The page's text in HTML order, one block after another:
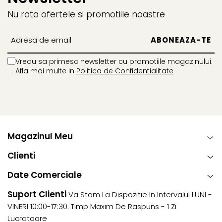
Confort excepțional cu 4 poziții de înclinare
Tetieră reglabilă în 10 trepte
Acces optim de aer prin sistemul de ventilație din
spatele scaunului auto
BeSafe Universal Level Technology ™ presupune un design
special pe bază ISOfix cu parte de șezut care permite să
înclinată ar fi bancheta mașinii. Prin construcția sa rigidă,
forțele sunt distribuite în siguranță către podeaua
vehiculului prin piciorul de sprijin. iZi Turn i-Size oferă 4
Nu rata ofertele si promotiile noastre
Vreau sa primesc newsletter cu promotiile magazinului.
Afla mai multe in Politica de Confidentialitate
Magazinul Meu
Clienti
Date Comerciale
Suport ClientiVa Stam La Dispozitie In Intervalul LUNI -
VINERI 10:00-17:30. Timp Maxim De Raspuns - 1 Zi
Lucratoare